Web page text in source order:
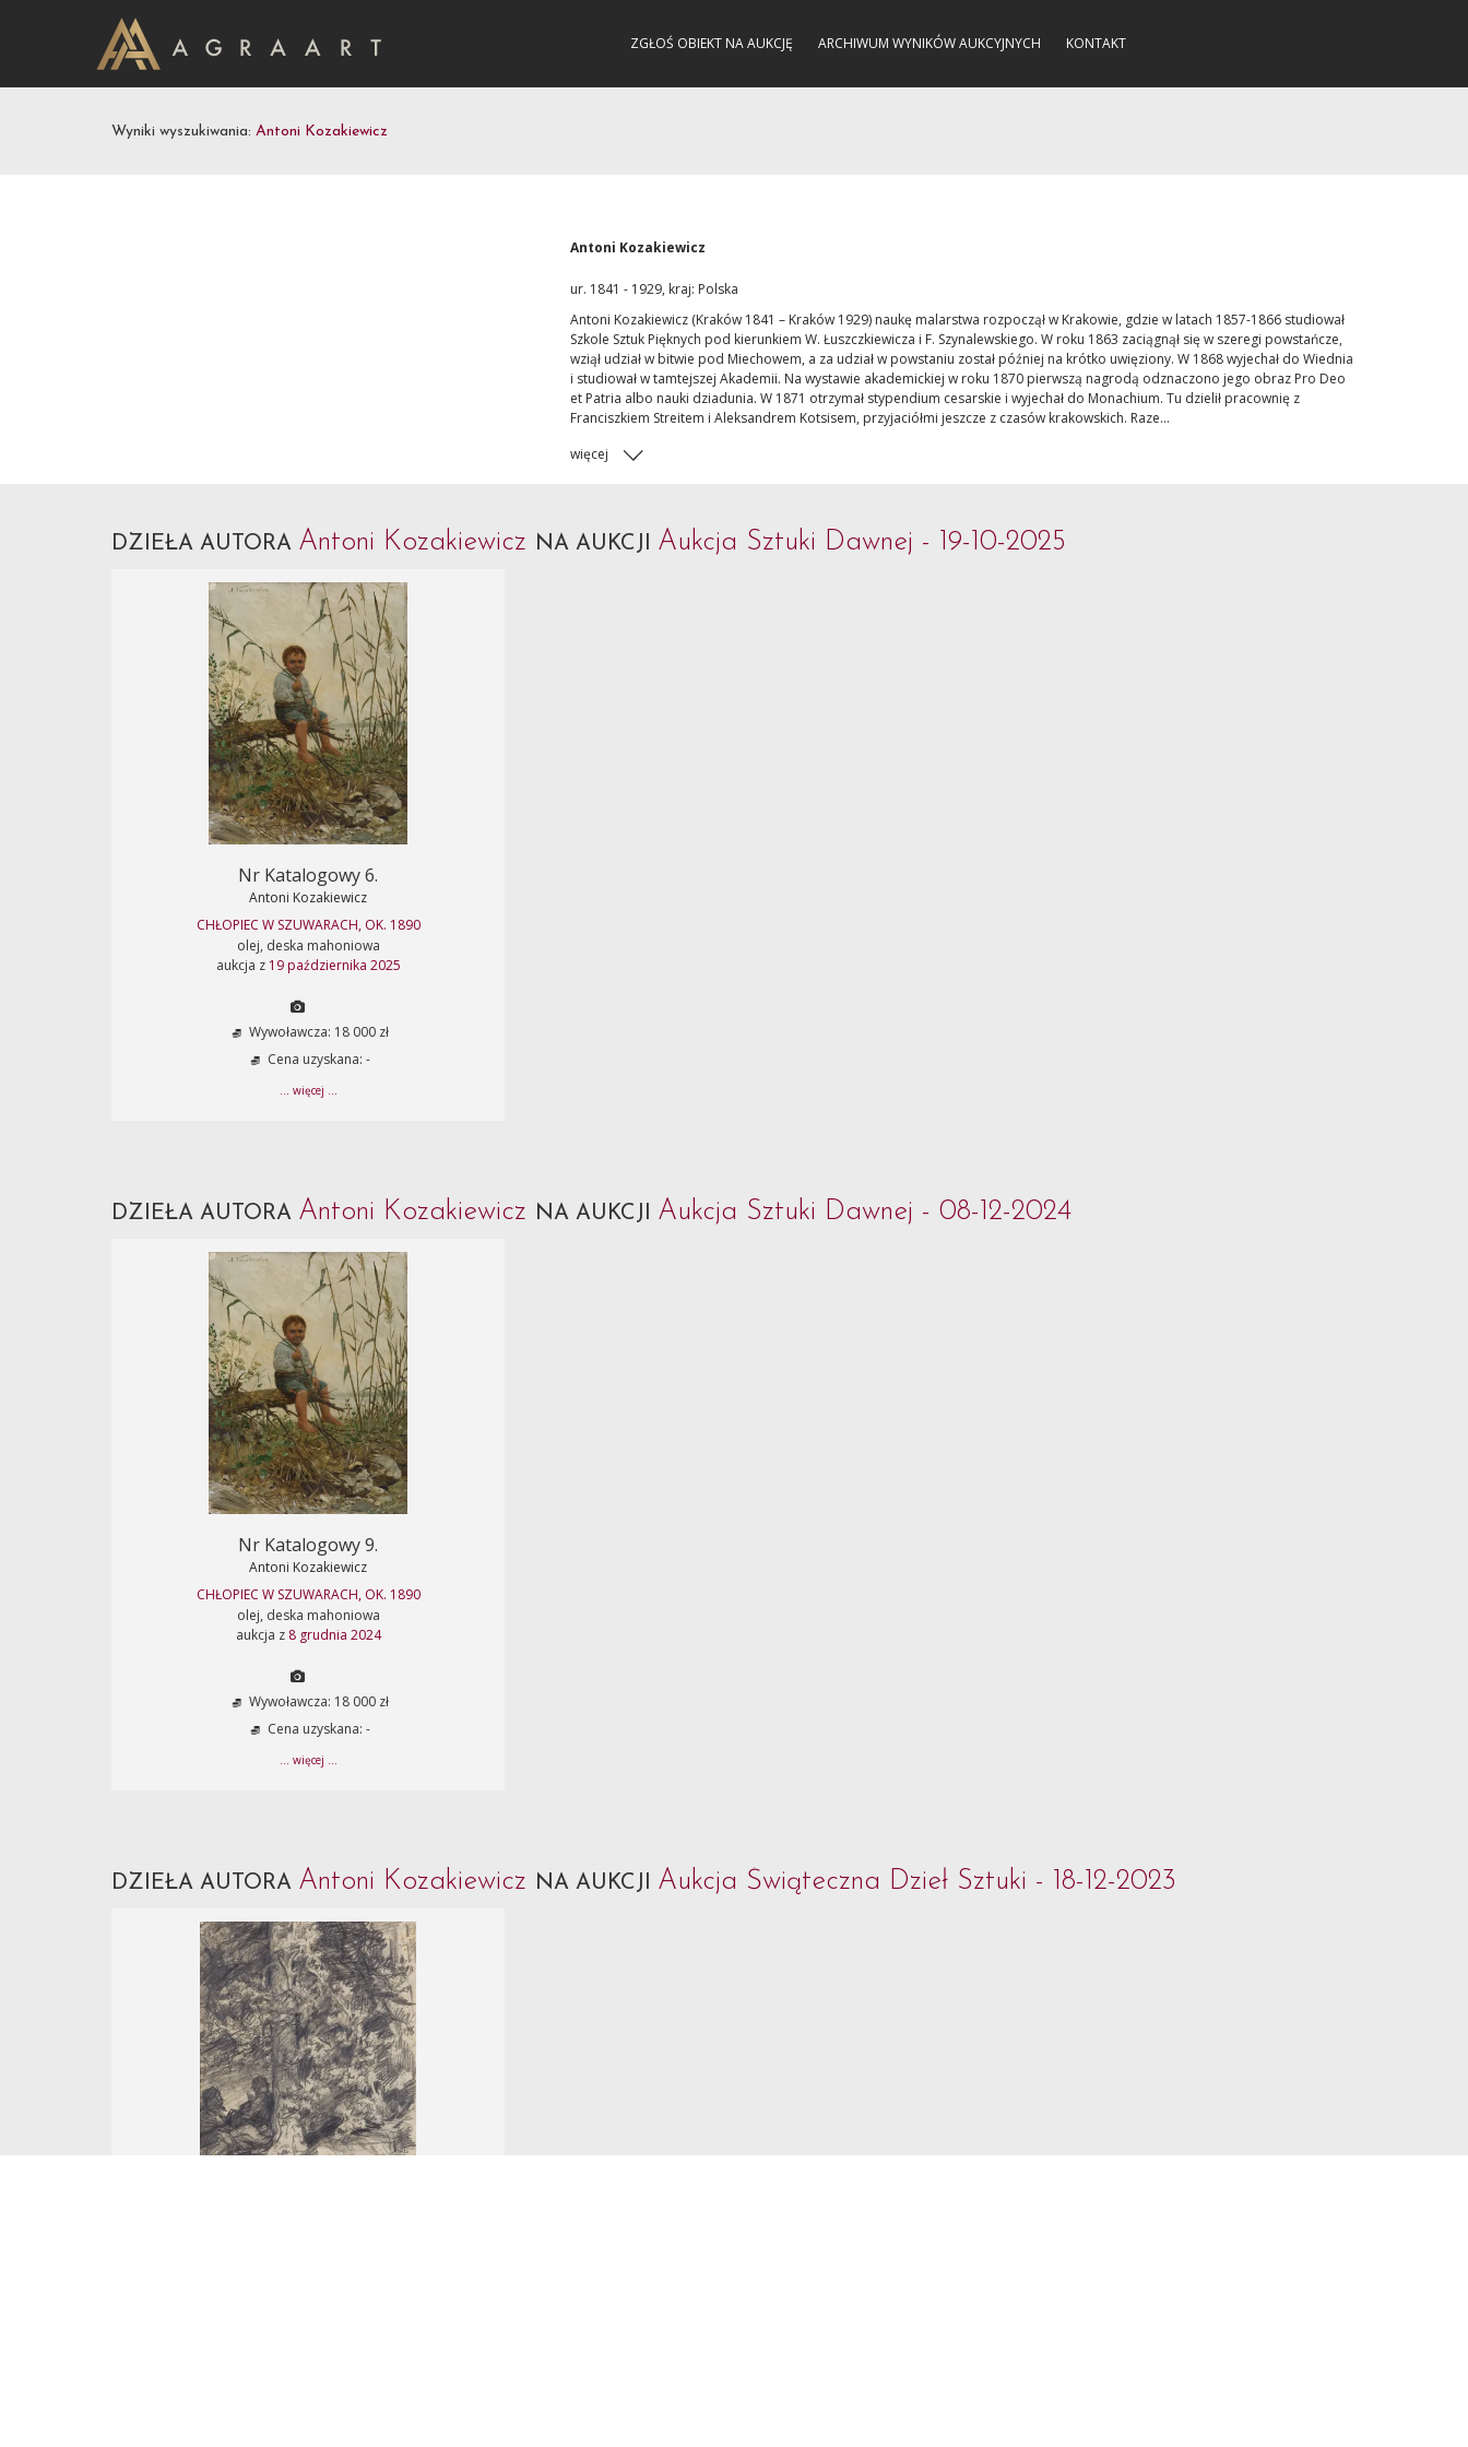
ZGŁOŚ OBIEKT NA AUKCJĘ ARCHIWUM WYNIKÓW AUKCYJNYCH KONTAKT
Wyniki wyszukiwania: Antoni Kozakiewicz
Antoni Kozakiewicz
ur. 1841 - 1929, kraj: Polska
Antoni Kozakiewicz (Kraków 1841 – Kraków 1929) naukę malarstwa rozpoczął w Krakowie, gdzie w latach 1857-1866 studiował
Szkole Sztuk Pięknych pod kierunkiem W. Łuszczkiewicza i F. Szynalewskiego. W roku 1863 zaciągnął się w szeregi powstańcze,
wziął udział w bitwie pod Miechowem, a za udział w powstaniu został później na krótko uwięziony. W 1868 wyjechał do Wiednia
i studiował w tamtejszej Akademii. Na wystawie akademickiej w roku 1870 pierwszą nagrodą odznaczono jego obraz Pro Deo
et Patria albo nauki dziadunia. W 1871 otrzymał stypendium cesarskie i wyjechał do Monachium. Tu dzielił pracownię z
Franciszkiem Streitem i Aleksandrem Kotsisem, przyjaciółmi jeszcze z czasów krakowskich. Raze...
więcej
DZIEŁA AUTORA Antoni Kozakiewicz NA AUKCJI Aukcja Sztuki Dawnej - 19-10-2025
Nr Katalogowy 6.
Antoni Kozakiewicz
CHŁOPIEC W SZUWARACH, OK. 1890
olej, deska mahoniowa
aukcja z 19 października 2025
Wywoławcza: 18 000 zł
Cena uzyskana: -
... więcej ...
DZIEŁA AUTORA Antoni Kozakiewicz NA AUKCJI Aukcja Sztuki Dawnej - 08-12-2024
Nr Katalogowy 9.
Antoni Kozakiewicz
CHŁOPIEC W SZUWARACH, OK. 1890
olej, deska mahoniowa
aukcja z 8 grudnia 2024
Wywoławcza: 18 000 zł
Cena uzyskana: -
... więcej ...
DZIEŁA AUTORA Antoni Kozakiewicz NA AUKCJI Aukcja Świąteczna Dzieł Sztuki - 18-12-2023